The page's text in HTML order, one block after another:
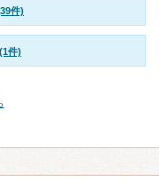
件)
件)